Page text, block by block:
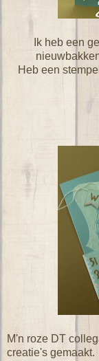
Ik heb een
Heb een
M'n roze DT
creatie's gemaakt.